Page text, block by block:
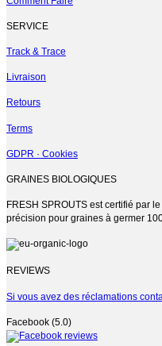
la
page
du
produit
SERVICE
Track & Trace
Livraison
Retours
Terms
GDPR · Cookies
GRAINES BIOLOGIQUES
FRESH SPROUTS est certifié par
précision pour graines à germer
REVIEWS
Si vous avez des réclamations
Facebook (5.0)